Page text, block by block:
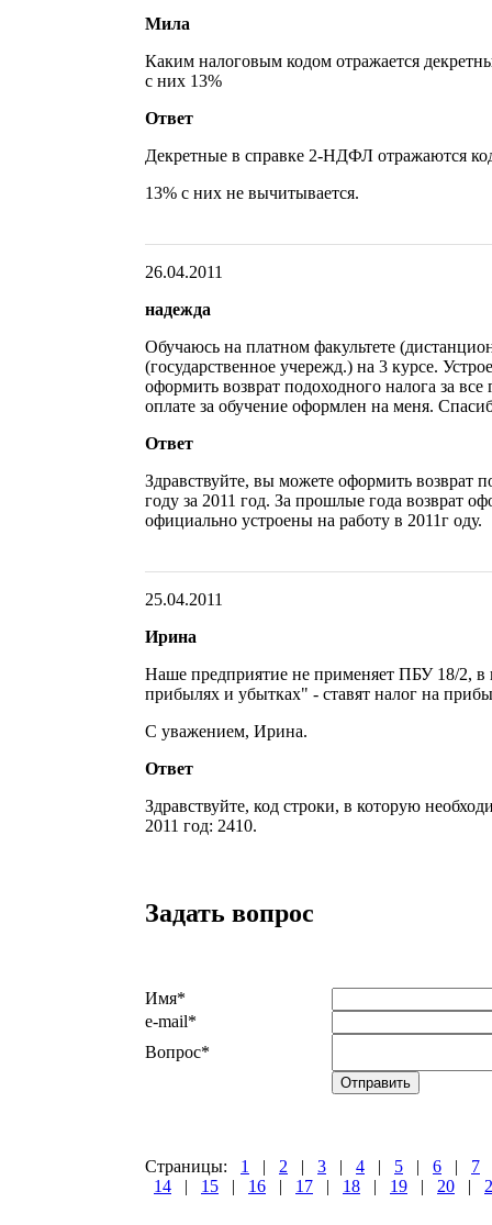
Мила
Каким налоговым кодом отражается
с них 13%
Ответ
Декретные в справке 2-НДФЛ отражаются
13% с них не вычитывается.
26.04.2011
надежда
Обучаюсь на платном факультете
(государственное учережд.) на 3 курсе.
оформить возврат подоходного налога за
оплате за обучение оформлен на меня.
Ответ
Здравствуйте, вы можете оформить возврат
году за 2011 год. За прошлые года возврат
официально устроены на работу в 2011г оду.
25.04.2011
Ирина
Наше предприятие не применяет ПБУ 18/2,
прибылях и убытках" - ставят налог на
С уважением, Ирина.
Ответ
Здравствуйте, код строки, в которую
2011 год: 2410.
Задать вопрос
Имя*
e-mail*
Вопрос*
Страницы: 1 | 2 | 3 | 4 | 5 | 6 | 7
14 | 15 | 16 | 17 | 18 | 19 | 20 |